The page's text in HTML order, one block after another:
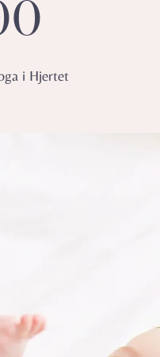
i Hjertet